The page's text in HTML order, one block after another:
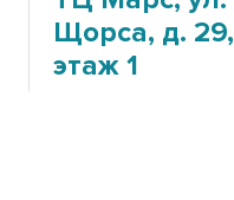
Щорса, д. 29,
этаж 1